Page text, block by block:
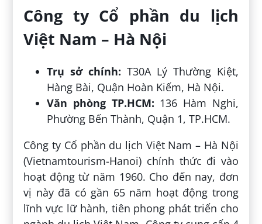
Công ty Cổ phần du lịch
Việt Nam – Hà Nội
Trụ sở chính: T30A Lý Thường Kiệt,
Hàng Bài, Quận Hoàn Kiếm, Hà Nội.
Văn phòng TP.HCM: 136 Hàm Nghi,
Phường Bến Thành, Quận 1, TP.HCM.
Công ty Cổ phần du lịch Việt Nam – Hà Nội
(Vietnamtourism-Hanoi) chính thức đi vào
hoạt động từ năm 1960. Cho đến nay, đơn
vị này đã có gần 65 năm hoạt động trong
lĩnh vực lữ hành, tiên phong phát triển cho